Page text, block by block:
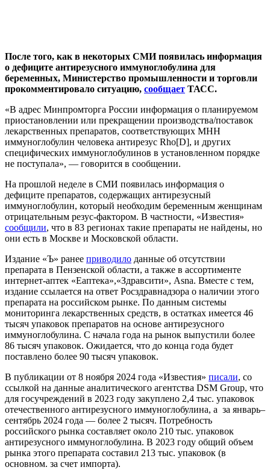
После того, как в некоторых СМИ появилась информация
о дефиците антирезусного иммуноглобулина для
беременных, Министерство промышленности и торговли
прокомментировало ситуацию, сообщает ТАСС.
«В адрес Минпромторга России информация о планируемом
приостановлении или прекращении производства/поставок
лекарственных препаратов, соответствующих МНН
иммуноглобулин человека антирезус Rho[D], и других
специфических иммуноглобулинов в установленном порядке
не поступала», — говорится в сообщении.
На прошлой неделе в СМИ появилась информация о
дефиците препаратов, содержащих антирезусный
иммуноглобулин, который необходим беременным женщинам
отрицательным резус-фактором. В частности, «Известия»
сообщили, что в 83 регионах такие препараты не найдены, но
они есть в Москве и Московской области.
Издание «Ъ» ранее приводило данные об отсутствии
препарата в Пензенской области, а также в ассортименте
интернет-аптек «Еаптека»,«Здравсити», Asna. Вместе с тем,
издание ссылается на ответ Росздравнадзора о наличии этого
препарата на российском рынке. По данным системы
мониторинга лекарственных средств, в остатках имеется 46
тысяч упаковок препаратов на основе антирезусного
иммуноглобулина. С начала года на рынок выпустили более
86 тысяч упаковок. Ожидается, что до конца года будет
поставлено более 90 тысяч упаковок.
В публикации от 8 ноября 2024 года «Известия» писали, со
ссылкой на данные аналитического агентства DSM Group, что
для госучреждений в 2023 году закуплено 2,4 тыс. упаковок
отечественного антирезусного иммуноглобулина, а за январь–
сентябрь 2024 года — более 2 тысяч. Потребность
российского рынка составляет около 210 тыс. упаковок
антирезусного иммуноглобулина. В 2023 году общий объем
рынка этого препарата составил 213 тыс. упаковок (в
основном. за счет импорта).